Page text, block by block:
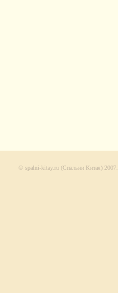
© spalni-kitay.ru (Спальни Китая) 2007.